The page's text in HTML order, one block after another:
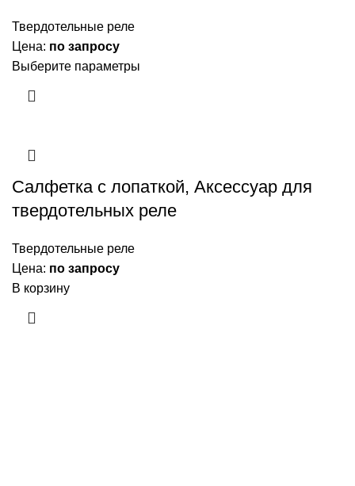
Твердотельные реле
Цена: по запросу
Выберите параметры
Салфетка с лопаткой, Аксессуар для
твердотельных реле
Твердотельные реле
Цена: по запросу
В корзину